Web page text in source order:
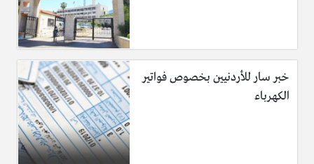
خبر سار للأردنيين بخصوص فواتير
الكهرباء